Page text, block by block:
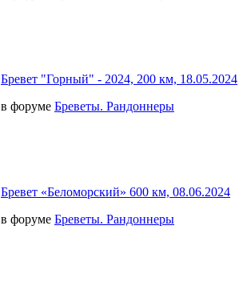
Бревет "Горный" - 2024, 200 км, 18.05.2024
в форуме Бреветы. Рандоннеры
Бревет «Беломорский» 600 км, 08.06.2024
в форуме Бреветы. Рандоннеры